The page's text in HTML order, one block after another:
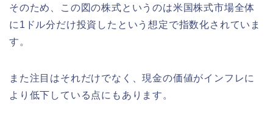
そのため、この図の株式というのは米国株式市場全体
に1ドル分だけ投資したという想定で指数化されていま
す。
また注目はそれだけでなく、現金の価値がインフレに
より低下している点にもあります。